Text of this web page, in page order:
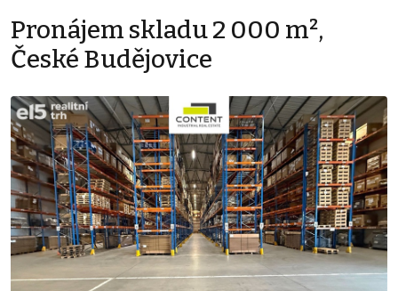
Pronájem skladu 2 000 m²,
České Budějovice